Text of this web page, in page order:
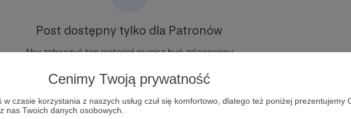
Cenimy Twoją prywatność
czasie korzystania z naszych usług czuł się komfortowo, dlatego też poniżej prezentujemy
nas Twoich danych osobowych.
Post dostępny tylko dla Patronów
Aby zobaczyć ten materiał musisz być zalogowany
Zostań Patronem
Zaloguj się